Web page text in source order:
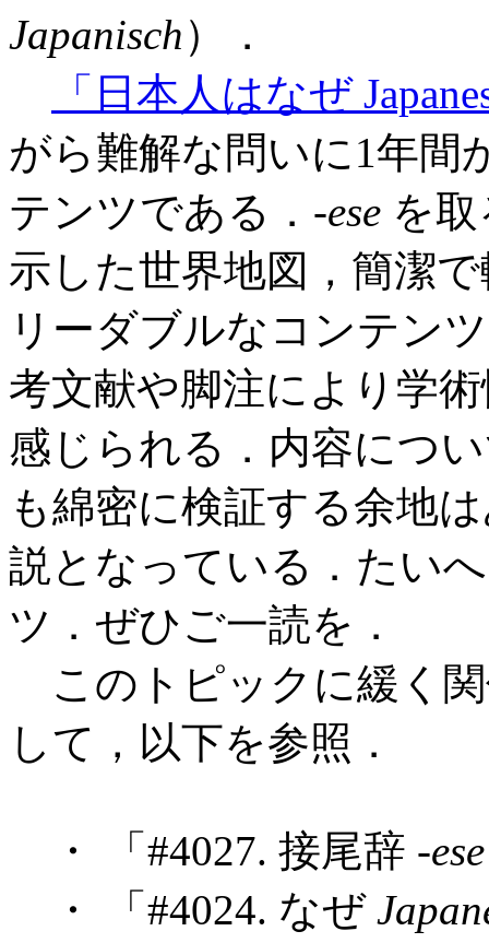
Japanisch）．
「日本人はなぜ
がら難解な問いに1年間
テンツである．-ese を
示した世界地図，簡潔
リーダブルなコンテン
考文献や脚注により学
感じられる．内容につ
も綿密に検証する余地
説となっている．たい
ツ．ぜひご一読を．
このトピックに緩く
して，以下を参照．
・ 「#4027. 接尾辞 -ese
・ 「#4024. なぜ